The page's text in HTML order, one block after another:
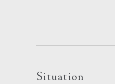
Situation